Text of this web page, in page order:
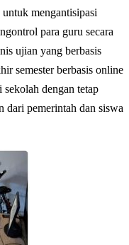
mengantisipasi
para guru secara
ujian yang berbasis
semester berbasis online
sekolah dengan tetap
dari pemerintah dan siswa